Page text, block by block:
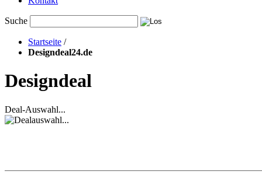
Suche
Startseite /
Designdeal24.de
Designdeal
Deal-Auswahl...